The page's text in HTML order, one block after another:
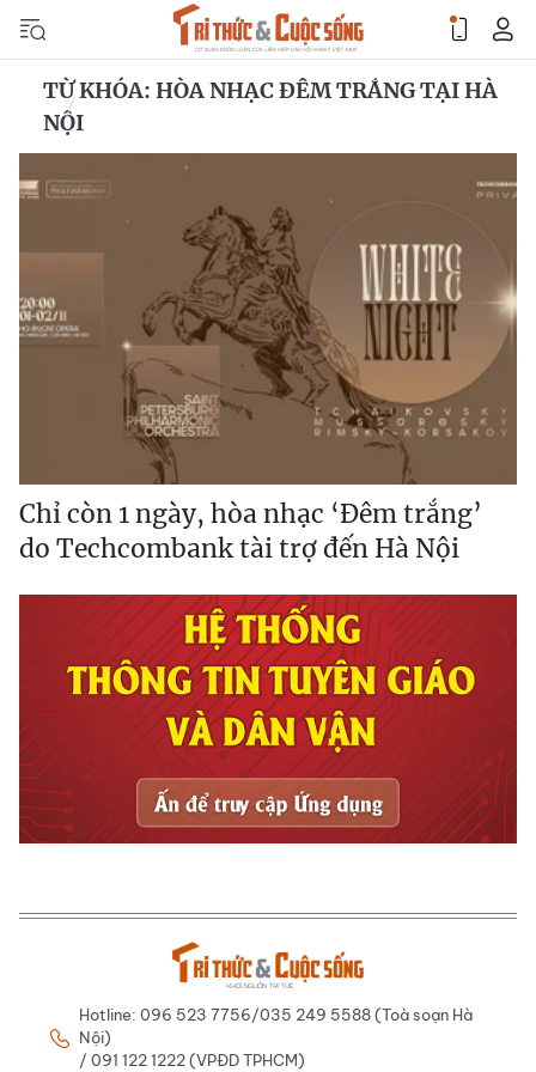
TỪ KHÓA: HÒA NHẠC ĐÊM TRẮNG TẠI HÀ
NỘI
Chỉ còn 1 ngày, hòa nhạc ‘Đêm trắng’
do Techcombank tài trợ đến Hà Nội
Hotline: 096 523 7756/035 249 5588 (Toà soạn Hà
Nội)
/ 091 122 1222 (VPĐD TPHCM)